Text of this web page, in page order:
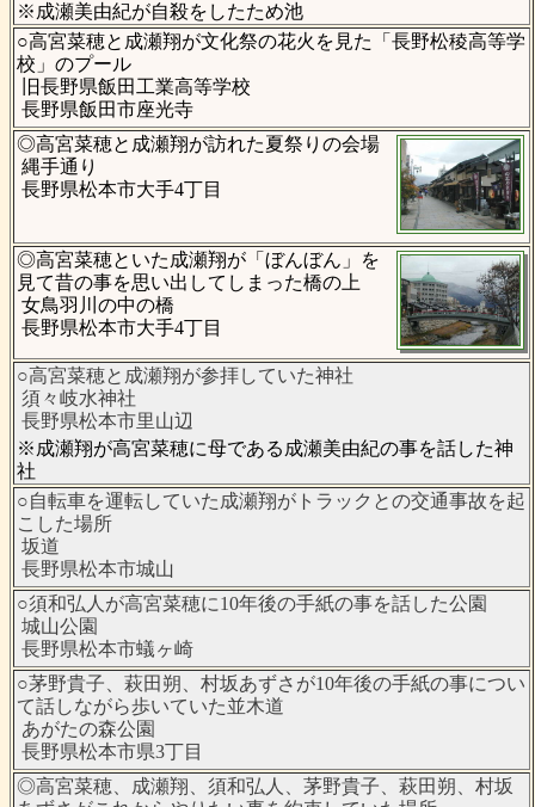
※成瀬美由紀が自殺をしたため池
○高宮菜穂と成瀬翔が文化祭の花火を見た「長野松稜高等学
校」のプール
旧長野県飯田工業高等学校
長野県飯田市座光寺
◎高宮菜穂と成瀬翔が訪れた夏祭りの会場
縄手通り
長野県松本市大手4丁目
◎高宮菜穂といた成瀬翔が「ぼんぼん」を
見て昔の事を思い出してしまった橋の上
女鳥羽川の中の橋
長野県松本市大手4丁目
○高宮菜穂と成瀬翔が参拝していた神社
須々岐水神社
長野県松本市里山辺
※成瀬翔が高宮菜穂に母である成瀬美由紀の事を話した神
社
○自転車を運転していた成瀬翔がトラックとの交通事故を起
こした場所
坂道
長野県松本市城山
○須和弘人が高宮菜穂に10年後の手紙の事を話した公園
城山公園
長野県松本市蟻ヶ崎
○茅野貴子、萩田朔、村坂あずさが10年後の手紙の事につい
て話しながら歩いていた並木道
あがたの森公園
長野県松本市県3丁目
◎高宮菜穂、成瀬翔、須和弘人、茅野貴子、萩田朔、村坂